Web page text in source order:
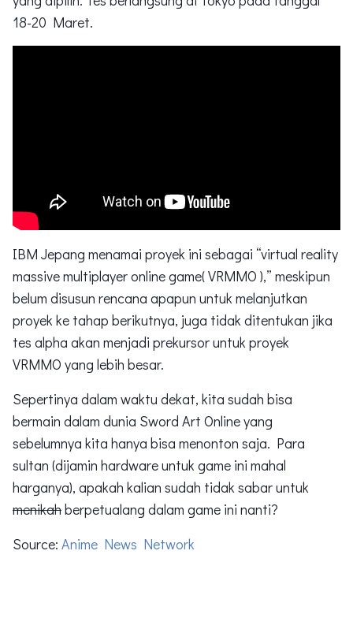
18-20 Maret.
IBM Jepang menamai proyek ini sebagai “virtual reality
massive multiplayer online game( VRMMO ),” meskipun
belum disusun rencana apapun untuk melanjutkan
proyek ke tahap berikutnya, juga tidak ditentukan jika
tes alpha akan menjadi prekursor untuk proyek
VRMMO yang lebih besar.
Sepertinya dalam waktu dekat, kita sudah bisa
bermain dalam dunia Sword Art Online yang
sebelumnya kita hanya bisa menonton saja. Para
sultan (dijamin hardware untuk game ini mahal
harganya), apakah kalian sudah tidak sabar untuk
menikahberpetualang dalam game ini nanti?
Source: Anime News Network